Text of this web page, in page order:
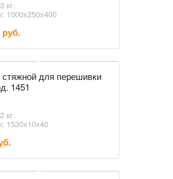
кг.
1000x250x400
руб.
для перешивки
1451
кг.
1530х10х40